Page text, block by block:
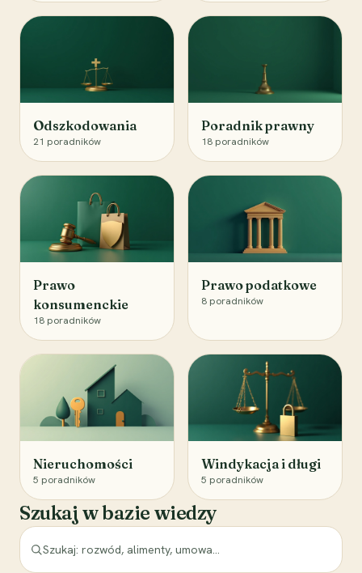
Odszkodowania
21 poradników
Poradnik prawny
18 poradników
Prawo
konsumenckie
18 poradników
Prawo podatkowe
8 poradników
Nieruchomości
5 poradników
Windykacja i długi
5 poradników
Szukaj w bazie wiedzy